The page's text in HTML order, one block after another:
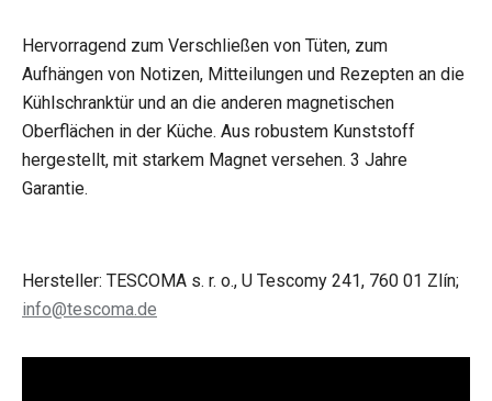
Hervorragend zum Verschließen von Tüten, zum
Aufhängen von Notizen, Mitteilungen und Rezepten an die
Kühlschranktür und an die anderen magnetischen
Oberflächen in der Küche. Aus robustem Kunststoff
hergestellt, mit starkem Magnet versehen. 3 Jahre
Garantie.
Hersteller: TESCOMA s. r. o., U Tescomy 241, 760 01 Zlín;
info@tescoma.de